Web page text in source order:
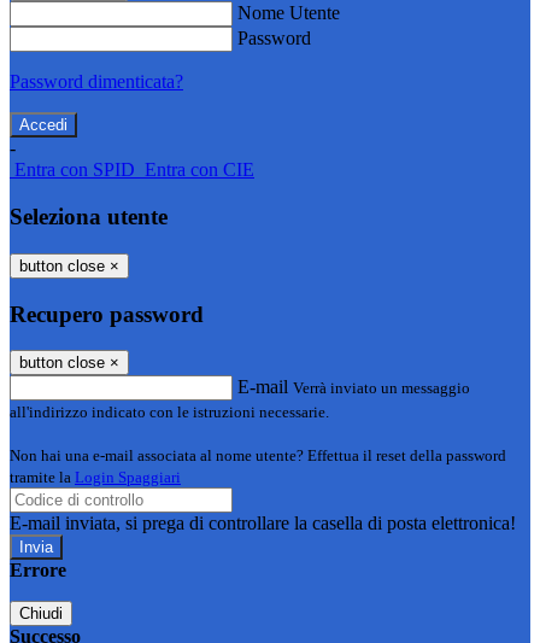
Nome Utente
Password
Password dimenticata?
-
Entra con SPID Entra con CIE
Seleziona utente
button close ×
Recupero password
button close ×
E-mail Verrà inviato un messaggio
all'indirizzo indicato con le istruzioni necessarie.
Non hai una e-mail associata al nome utente? Effettua il reset della password
tramite la Login Spaggiari
E-mail inviata, si prega di controllare la casella di posta elettronica!
Errore
Chiudi
Successo